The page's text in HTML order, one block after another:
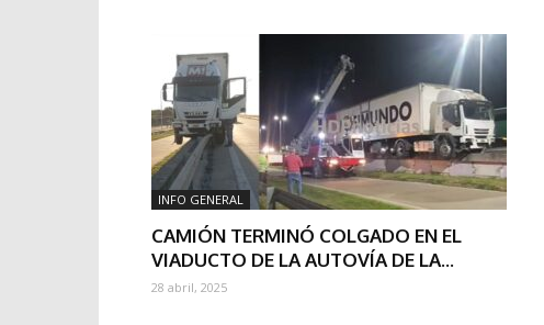
INFO GENERAL
CAMIÓN TERMINÓ COLGADO EN EL
VIADUCTO DE LA AUTOVÍA DE LA...
28 abril, 2025